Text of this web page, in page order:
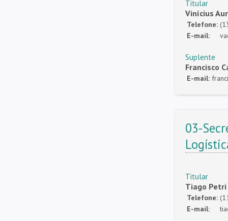
Titular
Vinícius
Telefone:
E-mail:
Suplente
Francisco
E-mail:
03-
Titular
Tiago Petri
Telefone:
E-mail: